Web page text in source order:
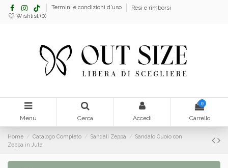
Termini e condizioni d'uso
Resi e rimborsi
Wishlist (0)
Menu Cerca Accedi
0
Carrello
Home Catalogo Completo Sandali Zeppa
Sandalo Cuoio con
Zeppa in Juta